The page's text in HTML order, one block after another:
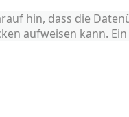
hin, dass die
aufweisen kann.